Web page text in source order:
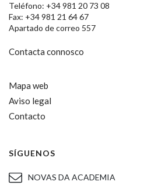
Teléfono: +34 981 20 73 08
Fax: +34 981 21 64 67
Apartado de correo 557
Contacta connosco
Mapa web
Aviso legal
Contacto
SÍGUENOS
NOVAS DA ACADEMIA